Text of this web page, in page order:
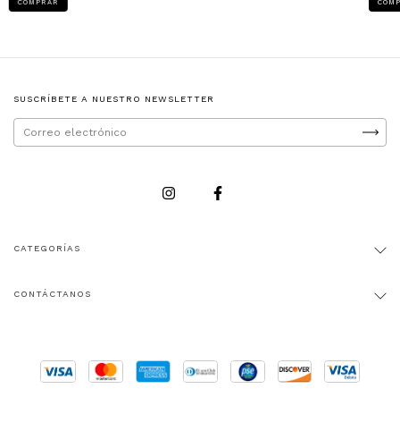
COMPRAR
SUSCRÍBETE A NUESTRO NEWSLETTER
CATEGORÍAS
CONTÁCTANOS